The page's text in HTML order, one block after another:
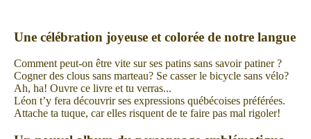
Une célébration joyeuse et colorée de notre langue
Comment peut-on être vite sur ses patins sans savoir patiner ?
Cogner des clous sans marteau? Se casser le bicycle sans vélo?
Ah, ha! Ouvre ce livre et tu verras...
Léon t’y fera découvrir ses expressions québécoises préférées.
Attache ta tuque, car elles risquent de te faire pas mal rigoler!